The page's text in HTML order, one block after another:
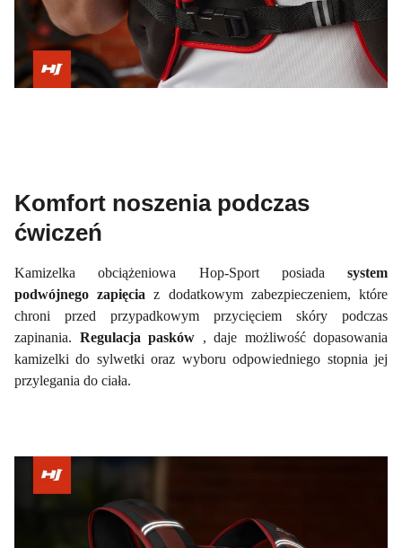
Komfort noszenia podczas
ćwiczeń
Kamizelka obciążeniowa Hop-Sport posiada system
podwójnego zapięciaz dodatkowym zabezpieczeniem, które
chroni przed przypadkowym przycięciem skóry podczas
zapinania. Regulacja pasków , daje możliwość dopasowania
kamizelki do sylwetki oraz wyboru odpowiedniego stopnia jej
przylegania do ciała.